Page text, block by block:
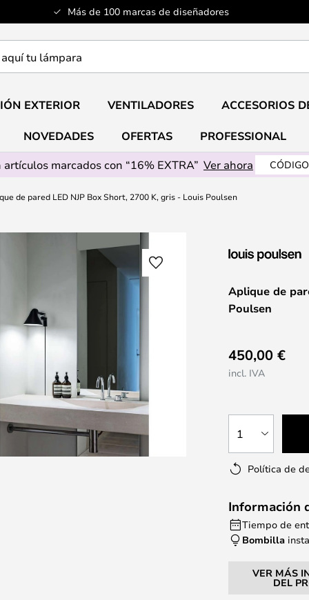
Más de 100 marcas de diseñadores
EXTERIOR VENTILADORES ACCESORIOS
NOVEDADES OFERTAS
PROFESSIONAL
artículos marcados con “16% EXTRA” Ver ahora
de pared LED NJP Box Short, 2700 K, gris - Louis Poulsen
Aplique de
Poulsen
450,00 €
incl. IVA
1
Política de
Información
Tiempo de
Bombilla
VER MÁS
DEL